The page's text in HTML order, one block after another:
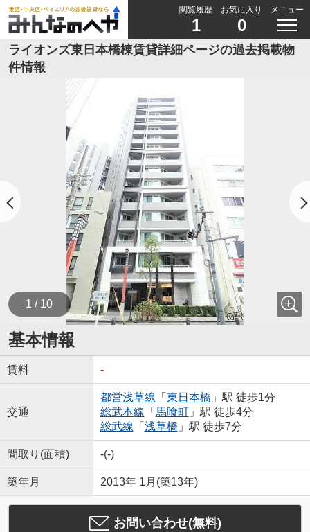
閲覧履歴
1
お気に入り
0
メニュー
ライオンズ東日本橋棟賃貸詳細ページの過去掲載物
件情報
1 / 10
基本情報
賃料 -
交通
都営浅草線 「 東日本橋 」駅 徒歩1分
総武本線 「 馬喰町」駅 徒歩4分
総武線 「 浅草橋 」駅 徒歩7分
間取り(面積) -(-)
築年月 2013年 1月(築13年)
お問い合わせ(無料)